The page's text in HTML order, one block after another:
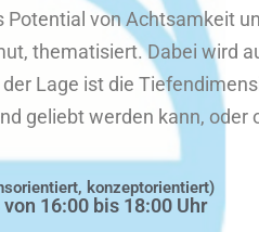
Potential von Achtsamkeit
thematisiert. Dabei wird
Lage ist die
geliebt werden kann,
konzeptorientiert)
16:00 bis 18:00 Uhr